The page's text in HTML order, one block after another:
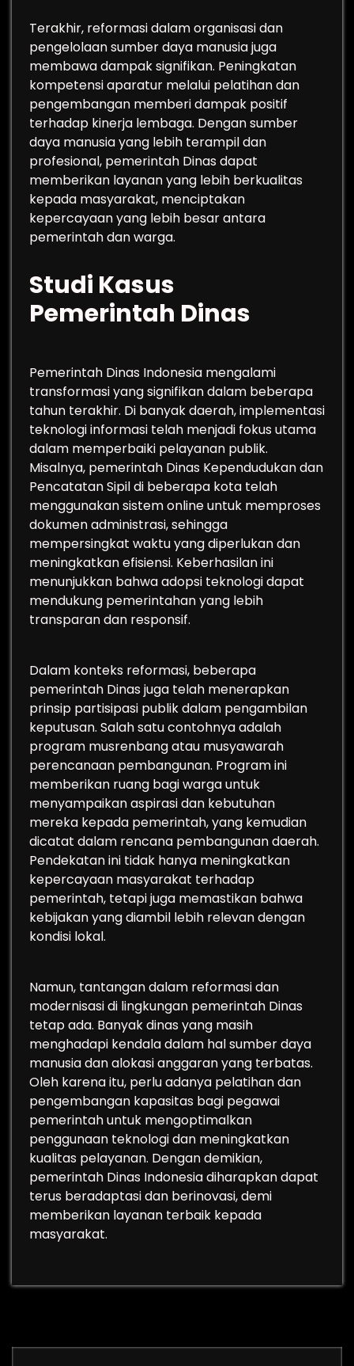
Terakhir, reformasi dalam organisasi dan
pengelolaan sumber daya manusia juga
membawa dampak signifikan. Peningkatan
kompetensi aparatur melalui pelatihan dan
pengembangan memberi dampak positif
terhadap kinerja lembaga. Dengan sumber
daya manusia yang lebih terampil dan
profesional, pemerintah Dinas dapat
memberikan layanan yang lebih berkualitas
kepada masyarakat, menciptakan
kepercayaan yang lebih besar antara
pemerintah dan warga.
Studi Kasus
Pemerintah Dinas
Pemerintah Dinas Indonesia mengalami
transformasi yang signifikan dalam beberapa
tahun terakhir. Di banyak daerah, implementasi
teknologi informasi telah menjadi fokus utama
dalam memperbaiki pelayanan publik.
Misalnya, pemerintah Dinas Kependudukan dan
Pencatatan Sipil di beberapa kota telah
menggunakan sistem online untuk memproses
dokumen administrasi, sehingga
mempersingkat waktu yang diperlukan dan
meningkatkan efisiensi. Keberhasilan ini
menunjukkan bahwa adopsi teknologi dapat
mendukung pemerintahan yang lebih
transparan dan responsif.
Dalam konteks reformasi, beberapa
pemerintah Dinas juga telah menerapkan
prinsip partisipasi publik dalam pengambilan
keputusan. Salah satu contohnya adalah
program musrenbang atau musyawarah
perencanaan pembangunan. Program ini
memberikan ruang bagi warga untuk
menyampaikan aspirasi dan kebutuhan
mereka kepada pemerintah, yang kemudian
dicatat dalam rencana pembangunan daerah.
Pendekatan ini tidak hanya meningkatkan
kepercayaan masyarakat terhadap
pemerintah, tetapi juga memastikan bahwa
kebijakan yang diambil lebih relevan dengan
kondisi lokal.
Namun, tantangan dalam reformasi dan
modernisasi di lingkungan pemerintah Dinas
tetap ada. Banyak dinas yang masih
menghadapi kendala dalam hal sumber daya
manusia dan alokasi anggaran yang terbatas.
Oleh karena itu, perlu adanya pelatihan dan
pengembangan kapasitas bagi pegawai
pemerintah untuk mengoptimalkan
penggunaan teknologi dan meningkatkan
kualitas pelayanan. Dengan demikian,
pemerintah Dinas Indonesia diharapkan dapat
terus beradaptasi dan berinovasi, demi
memberikan layanan terbaik kepada
masyarakat.